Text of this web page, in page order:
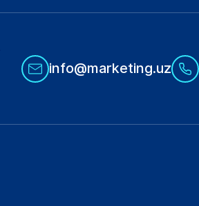
info@marketing.uz